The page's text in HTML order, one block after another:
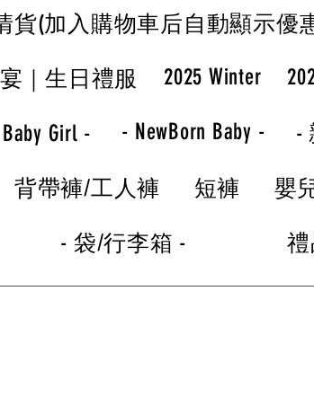
貨(加入購物車后自動顯示優
｜生日禮服 2025 Winter
Girl - - NewBorn Baby - -
背帶褲/工人褲 短褲 嬰
- 袋/行李箱 -